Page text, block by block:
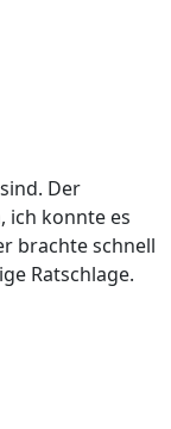
Der
ich konnte es
brachte schnell
Ratschlage.